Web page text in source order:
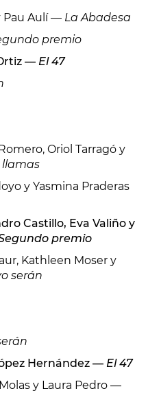
Pau Aulí — La Abadesa
premio
— El 47
Oriol Tarragó y
llamas
y Yasmina Praderas
Castillo, Eva Valiño y
premio
Kathleen Moser y
serán
Hernández — El 47
y Laura Pedro —